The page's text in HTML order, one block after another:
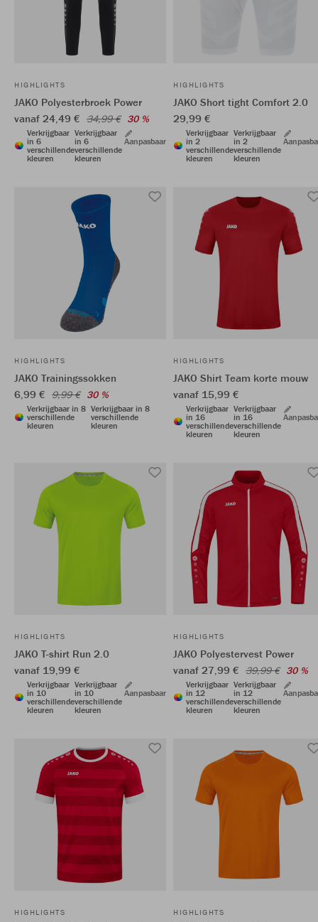
HIGHLIGHTS
JAKO Polyesterbroek Power
vanaf 24,49 € 34,99 € 30 %
Verkrijgbaar
in 6
verschillende
kleuren
Verkrijgbaar
in 6
verschillende
kleuren
Aanpasbaar
HIGHLIGHTS
JAKO Short tight Comfort 2.0
29,99 €
Verkrijgbaar
in 2
verschillende
kleuren
Verkrijgbaar
in 2
verschillende
kleuren
HIGHLIGHTS
JAKO Trainingssokken
6,99 € 9,99 € 30 %
Verkrijgbaar in 8
verschillende
kleuren
Verkrijgbaar in 8
verschillende
kleuren
HIGHLIGHTS
JAKO Shirt Team korte mouw
vanaf 15,99 €
Verkrijgbaar
in 16
verschillende
kleuren
Verkrijgbaar
in 16
verschillende
kleuren
HIGHLIGHTS
JAKO T-shirt Run 2.0
vanaf 19,99 €
Verkrijgbaar
in 10
verschillende
kleuren
Verkrijgbaar
in 10
verschillende
kleuren
Aanpasbaar
HIGHLIGHTS
JAKO Polyestervest Power
vanaf 27,99 € 39,99 € 30 %
Verkrijgbaar
in 12
verschillende
kleuren
Verkrijgbaar
in 12
verschillende
kleuren
HIGHLIGHTS HIGHLIGHTS